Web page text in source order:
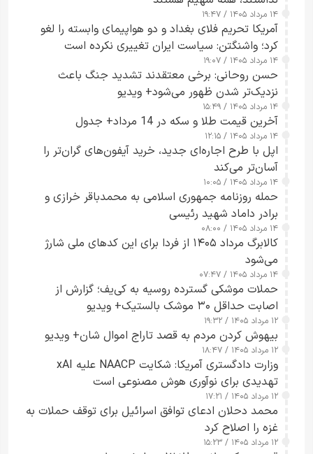
۱۴ مرداد ۱۴۰۵ / ۱۹:۴۷
آمریکا تحریم فلای بغداد و دو هواپیمای وابسته را لغو
کرد؛ واشنگتن: سیاست ایران تغییری نکرده است
۱۴ مرداد ۱۴۰۵ / ۱۹:۰۷
حسن روحانی: برخی معتقدند تشدید جنگ باعث
نزدیک‌تر شدن ظهور می‌شود+ ویدیو
۱۴ مرداد ۱۴۰۵ / ۱۵:۴۹
آخرین قیمت طلا و سکه در 14 مرداد+ جدول
۱۴ مرداد ۱۴۰۵ / ۱۲:۱۵
اپل با طرح اجاره‌ای جدید، خرید آیفون‌های گران‌تر را
آسان‌تر می‌کند
۱۴ مرداد ۱۴۰۵ / ۱۰:۰۵
حمله روزنامه جمهوری اسلامی به محمدباقر خرازی و
برادر داماد شهید رئیسی
۱۴ مرداد ۱۴۰۵ / ۰۸:۰۰
کالابرگ مرداد ۱۴۰۵ از فردا برای این کدهای ملی شارژ
می‌شود
۱۴ مرداد ۱۴۰۵ / ۰۷:۴۷
حملات موشکی گسترده روسیه به کی‌یف؛ گزارش از
اصابت حداقل ۳۰ موشک بالستیک+ ویدیو
۱۲ مرداد ۱۴۰۵ / ۱۹:۳۲
بیهوش کردن مردم به قصد تاراج اموال شان+ ویدیو
۱۲ مرداد ۱۴۰۵ / ۱۸:۴۷
وزارت دادگستری آمریکا: شکایت NAACP علیه xAI
تهدیدی برای نوآوری هوش مصنوعی است
۱۲ مرداد ۱۴۰۵ / ۱۷:۲۱
محمد دحلان ادعای توافق اسرائیل برای توقف حملات به
غزه را اصلاح کرد
۱۲ مرداد ۱۴۰۵ / ۱۵:۲۳